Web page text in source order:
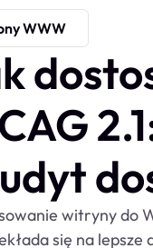
WWW
witryny do
się na